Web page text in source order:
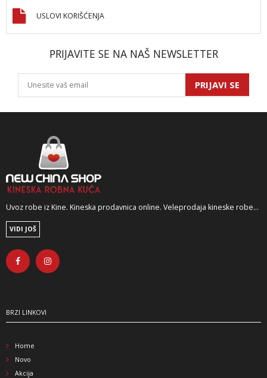
USLOVI KORIŠĆENJA
PRIJAVITE SE NA NAŠ NEWSLETTER
PRIJAVI SE
Uvoz robe iz Kine. Kineska prodavnica online. Veleprodaja kineske robe...
VIDI JOŠ
BRZI LINKOVI
Home
Novo
Akcija